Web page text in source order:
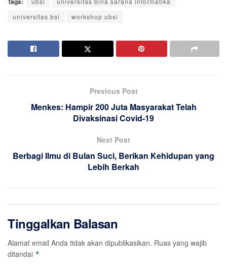
universitas bsi
workshop ubsi
Previous Post
Menkes: Hampir 200 Juta Masyarakat Telah
Divaksinasi Covid-19
Next Post
Berbagi Ilmu di Bulan Suci, Berikan Kehidupan yang
Lebih Berkah
Tinggalkan Balasan
Alamat email Anda tidak akan dipublikasikan. Ruas yang wajib
ditandai *